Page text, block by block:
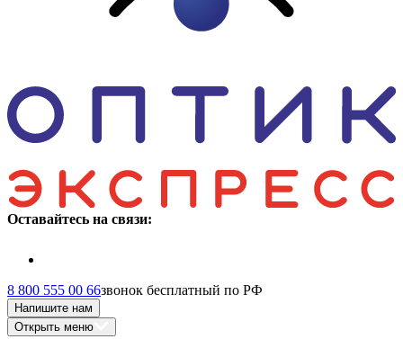
Оставайтесь на связи:
8 800 555 00 66звонок бесплатный по РФ
Напишите нам
Открыть меню